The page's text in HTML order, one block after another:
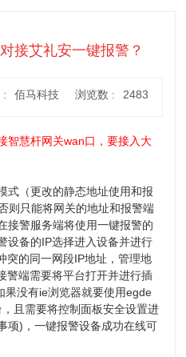
接艾礼安一键报警？
: 佰马科技 浏览数 : 2483
智慧杆网关wan口，要接入大
式（更改的静态地址使用和报
则只能将网关的地址和报警端
接警服务端将使用一键报警的
设备的IP选择进入设备并进行
突的同一网段IP地址，管理地
警端需要将平台打开并进行插
果没有ie浏览器就要使用egde
且需要将控制面板安全设置进
项)，一键报警设备成功在线可